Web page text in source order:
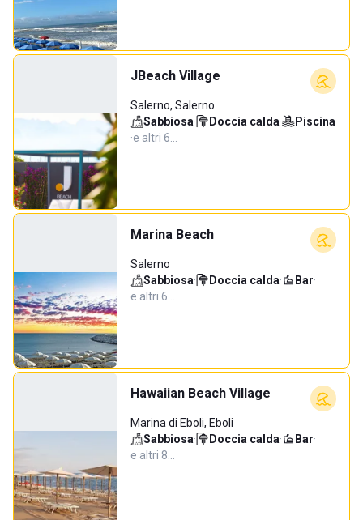
JBeach Village
Salerno, Salerno
Sabbiosa· Doccia calda·
Piscina
·e altri 6…
Marina Beach
Salerno
Sabbiosa· Doccia calda· Bar·
e altri 6…
Hawaiian Beach Village
Marina di Eboli, Eboli
Sabbiosa· Doccia calda· Bar·
e altri 8…